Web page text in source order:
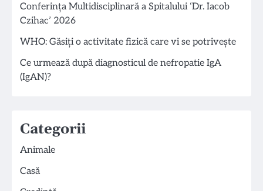
Conferința Multidisciplinară a Spitalului ‘Dr. Iacob
Czihac’ 2026
WHO: Găsiți o activitate fizică care vi se potrivește
Ce urmează după diagnosticul de nefropatie IgA
(IgAN)?
Categorii
Animale
Casă